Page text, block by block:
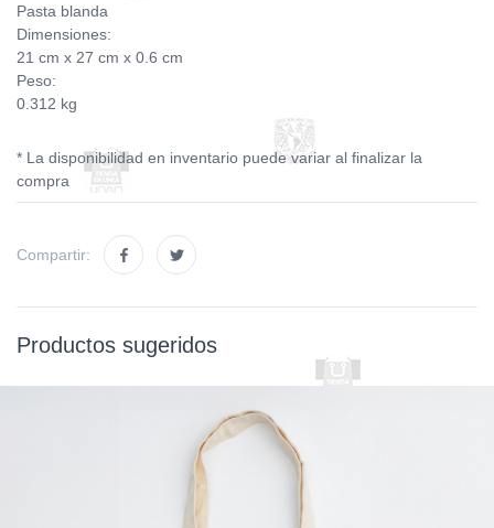
Pasta blanda
Dimensiones:
21 cm x 27 cm x 0.6 cm
Peso:
0.312 kg
* La disponibilidad en inventario puede variar al finalizar la
compra
Compartir:
Productos sugeridos